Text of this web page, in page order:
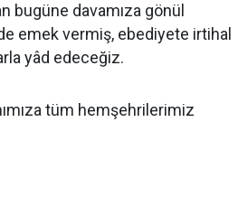
bugüne davamıza gönül
emek vermiş, ebediyete irtihal
yâd edeceğiz.
tüm hemşehrilerimiz